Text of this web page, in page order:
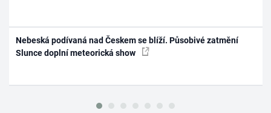
Nebeská podívaná nad Českem se blíží. Působivé zatmění
Slunce doplní meteorická show